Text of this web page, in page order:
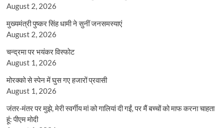
August 2, 2026
मुख्यमंत्री पुष्कर सिंह धामी ने सुनीं जनसमस्याएं
August 2, 2026
चन्द्रमा पर भयंकर विस्फोट
August 1, 2026
मोरक्को से स्पेन में घुस गए हजारों प्रवासी
August 1, 2026
जंतर-मंतर पर मुझे, मेरी स्वर्गीय मां को गालियां दी गईं, पर मैं बच्चों को माफ करना चाहता
हूं: पीएम मोदी